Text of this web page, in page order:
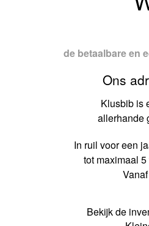
de betaalbare en
Ons
Klusbib is
allerhande
In ruil voor een
tot maximaal
Bekijk de